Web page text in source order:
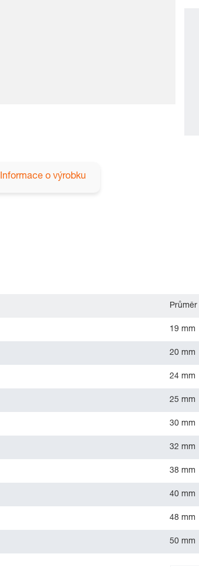
Informace o výrobku
19 mm
20 mm
24 mm
25 mm
30 mm
32 mm
38 mm
40 mm
48 mm
50 mm